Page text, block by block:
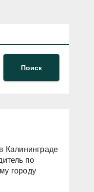
Поиск
Калининграде
по
городу